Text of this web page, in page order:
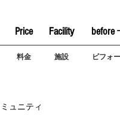
Price Facility before
料金 施設 ビフォ
ュニティ